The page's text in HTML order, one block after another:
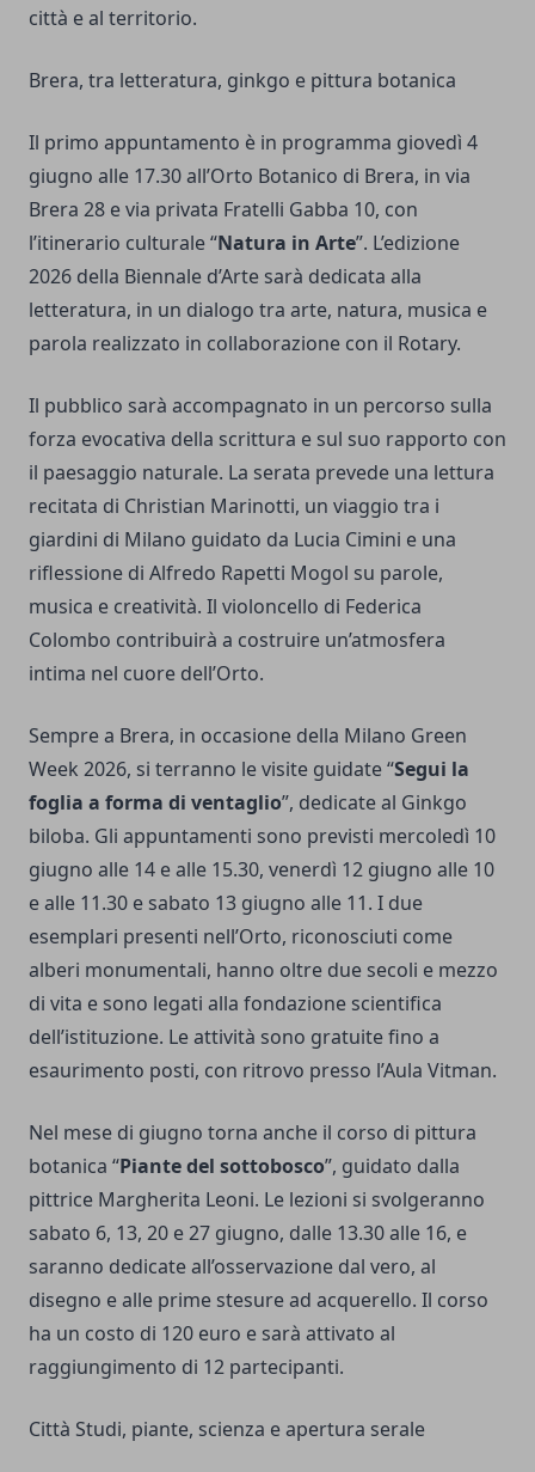
città e al territorio.
Brera, tra letteratura, ginkgo e pittura botanica
Il primo appuntamento è in programma giovedì 4
giugno alle 17.30 all’Orto Botanico di Brera, in via
Brera 28 e via privata Fratelli Gabba 10, con
l’itinerario culturale “Natura in Arte”. L’edizione
2026 della Biennale d’Arte sarà dedicata alla
letteratura, in un dialogo tra arte, natura, musica e
parola realizzato in collaborazione con il Rotary.
Il pubblico sarà accompagnato in un percorso sulla
forza evocativa della scrittura e sul suo rapporto con
il paesaggio naturale. La serata prevede una lettura
recitata di Christian Marinotti, un viaggio tra i
giardini di Milano guidato da Lucia Cimini e una
riflessione di Alfredo Rapetti Mogol su parole,
musica e creatività. Il violoncello di Federica
Colombo contribuirà a costruire un’atmosfera
intima nel cuore dell’Orto.
Sempre a Brera, in occasione della Milano Green
Week 2026, si terranno le visite guidate “Segui la
foglia a forma di ventaglio”, dedicate al Ginkgo
biloba. Gli appuntamenti sono previsti mercoledì 10
giugno alle 14 e alle 15.30, venerdì 12 giugno alle 10
e alle 11.30 e sabato 13 giugno alle 11. I due
esemplari presenti nell’Orto, riconosciuti come
alberi monumentali, hanno oltre due secoli e mezzo
di vita e sono legati alla fondazione scientifica
dell’istituzione. Le attività sono gratuite fino a
esaurimento posti, con ritrovo presso l’Aula Vitman.
Nel mese di giugno torna anche il corso di pittura
botanica “Piante del sottobosco”, guidato dalla
pittrice Margherita Leoni. Le lezioni si svolgeranno
sabato 6, 13, 20 e 27 giugno, dalle 13.30 alle 16, e
saranno dedicate all’osservazione dal vero, al
disegno e alle prime stesure ad acquerello. Il corso
ha un costo di 120 euro e sarà attivato al
raggiungimento di 12 partecipanti.
Città Studi, piante, scienza e apertura serale